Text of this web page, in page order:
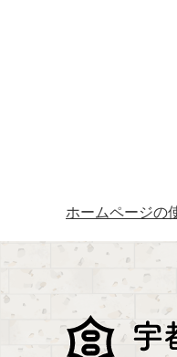
ホームページの